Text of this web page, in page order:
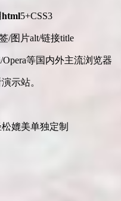
html5+CSS3
/图片alt/链接title
Opera等国内外主流浏览器
示站。
媲美单独定制